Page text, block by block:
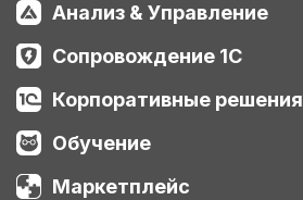
Анализ & Управление
Сопровождение 1С
Корпоративные решения
Обучение
Маркетплейс